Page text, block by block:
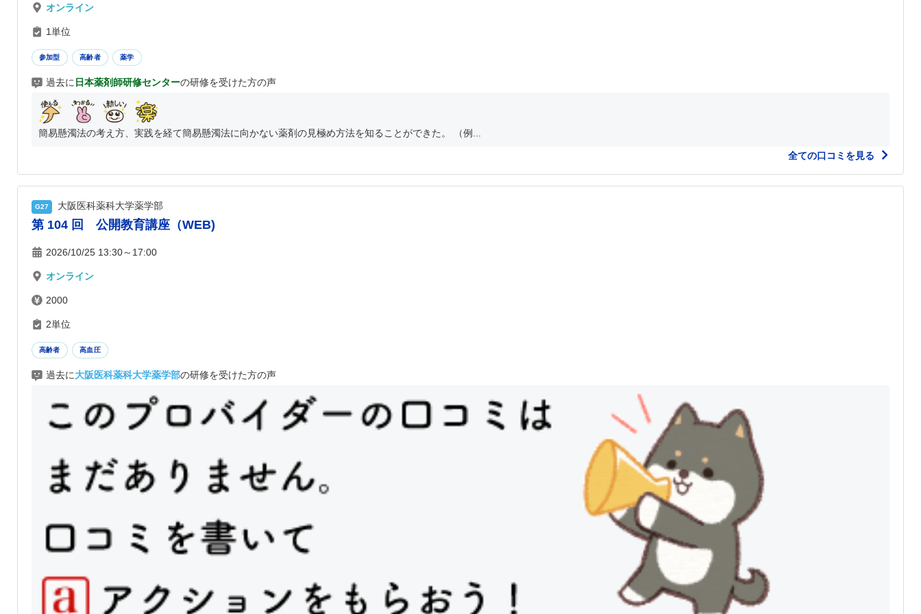
オンライン
1単位
参加型 高齢者 薬学
過去に 日本薬剤師研修センターの研修を受けた方の声
簡易懸濁法の考え方、実践を経て簡易懸濁法に向かない薬剤の見極め方法を知ることができた。 （例...
全ての口コミを見る
G27 大阪医科薬科大学薬学部
第 104 回 公開教育講座（WEB)
2026/10/25 13:30～17:00
オンライン
2000
2単位
高齢者 高血圧
過去に大阪医科薬科大学薬学部の研修を受けた方の声